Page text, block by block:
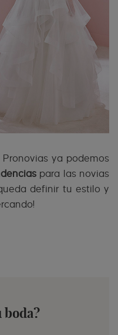
ya podemos
para las novias
definir tu estilo y
boda?